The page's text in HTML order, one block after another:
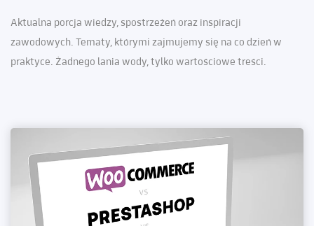
Aktualna porcja wiedzy, spostrzeżeń oraz inspiracji
zawodowych. Tematy, którymi zajmujemy się na co dzień w
praktyce. Żadnego lania wody, tylko wartościowe treści.